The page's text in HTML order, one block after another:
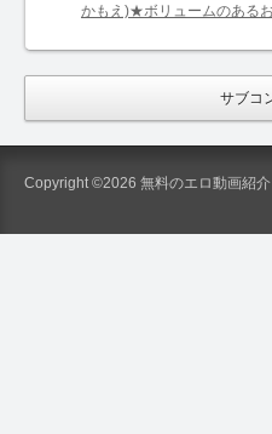
かもえ)★ボリュームのある
サブコ
Copyright ©2026 無料のエロ動画紹介